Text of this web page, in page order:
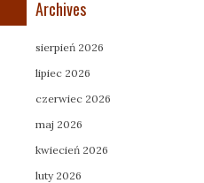
Archives
sierpień 2026
lipiec 2026
czerwiec 2026
maj 2026
kwiecień 2026
luty 2026